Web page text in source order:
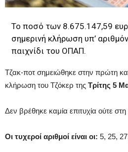
Το ποσό των 8.675.147,59
σημερινή κλήρωση υπ’
παιχνίδι του ΟΠΑΠ.
Τζακ-ποτ σημειώθηκε στην πρώτη
κλήρωση του Τζόκερ της Τρίτης 5
Δεν βρέθηκε καμία επιτυχία ούτε
Οι τυχεροί αριθμοί είναι οι: 5, 25,